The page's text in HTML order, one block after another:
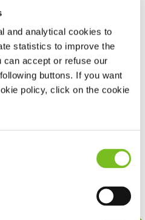
and analytical cookies to
statistics to improve the
can accept or refuse our
buttons. If you want
policy, click on the cookie